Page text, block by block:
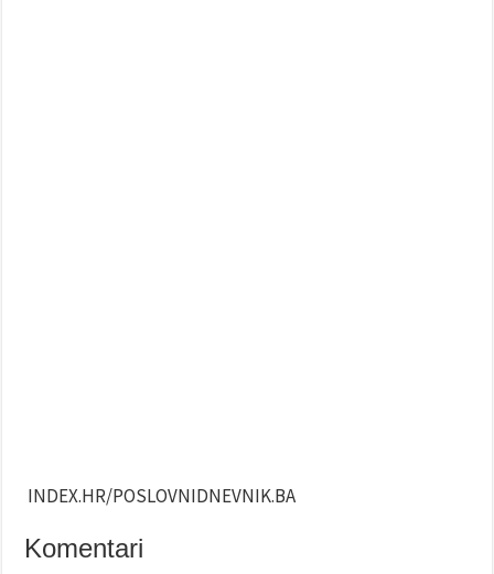
INDEX.HR/POSLOVNIDNEVNIK.BA
Komentari